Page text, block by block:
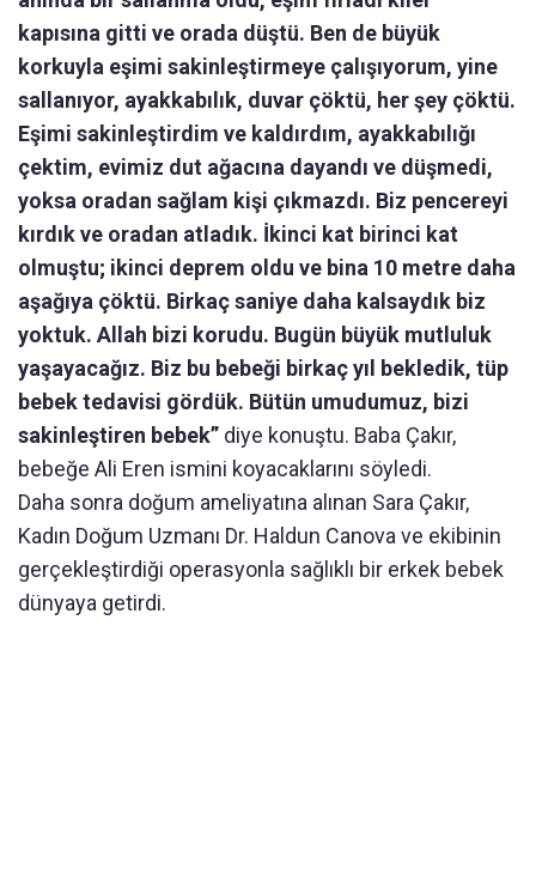
kapısına gitti ve orada düştü. Ben de büyük
korkuyla eşimi sakinleştirmeye çalışıyorum, yine
sallanıyor, ayakkabılık, duvar çöktü, her şey çöktü.
Eşimi sakinleştirdim ve kaldırdım, ayakkabılığı
çektim, evimiz dut ağacına dayandı ve düşmedi,
yoksa oradan sağlam kişi çıkmazdı. Biz pencereyi
kırdık ve oradan atladık. İkinci kat birinci kat
olmuştu; ikinci deprem oldu ve bina 10 metre daha
aşağıya çöktü. Birkaç saniye daha kalsaydık biz
yoktuk. Allah bizi korudu. Bugün büyük mutluluk
yaşayacağız. Biz bu bebeği birkaç yıl bekledik, tüp
bebek tedavisi gördük. Bütün umudumuz, bizi
sakinleştiren bebek” diye konuştu. Baba Çakır,
bebeğe Ali Eren ismini koyacaklarını söyledi.
Daha sonra doğum ameliyatına alınan Sara Çakır,
Kadın Doğum Uzmanı Dr. Haldun Canova ve ekibinin
gerçekleştirdiği operasyonla sağlıklı bir erkek bebek
dünyaya getirdi.